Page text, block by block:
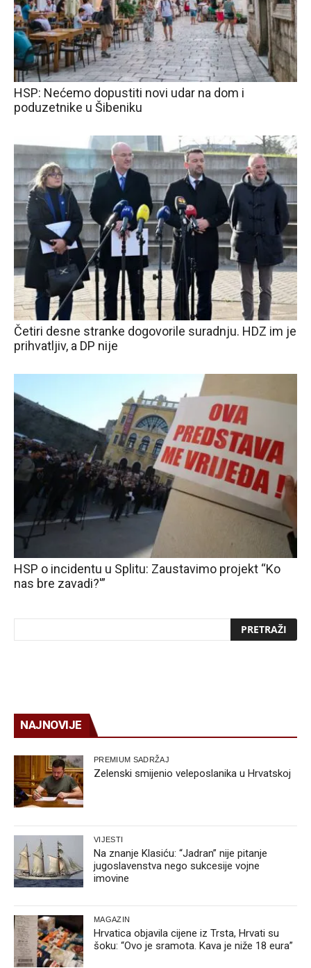
HSP: Nećemo dopustiti novi udar na dom i
poduzetnike u Šibeniku
Četiri desne stranke dogovorile suradnju. HDZ im je
prihvatljiv, a DP nije
HSP o incidentu u Splitu: Zaustavimo projekt “Ko
nas bre zavadi?'”
NAJNOVIJE
PREMIUM SADRŽAJ
Zelenski smijenio veleposlanika u Hrvatskoj
VIJESTI
Na znanje Klasiću: “Jadran” nije pitanje
jugoslavenstva nego sukcesije vojne
imovine
MAGAZIN
Hrvatica objavila cijene iz Trsta, Hrvati su
šoku: “Ovo je sramota. Kava je niže 18 eura”